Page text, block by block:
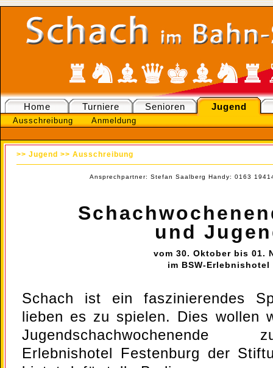
Home Turniere Senioren Jugend
Ausschreibung Anmeldung
>> Jugend >> Ausschreibung
Ansprechpartner: Stefan Saalberg Handy: 0163
und
vom 30. Oktober bis 01.
im BSW-
Schach ist ein faszinierendes
lieben es zu spielen. Dies wollen
Jugendschachwochenende
Erlebnishotel Festenburg der